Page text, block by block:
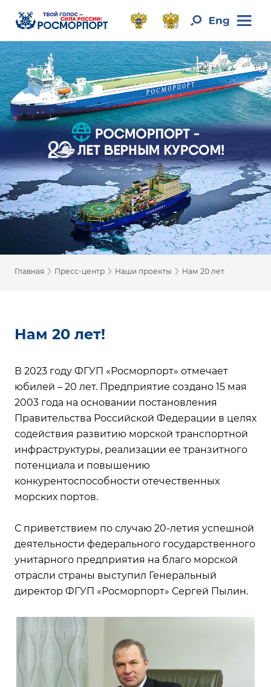
Главная › Пресс-центр › Наши проекты › Нам 20 лет
Нам 20 лет!
В 2023 году ФГУП «Росморпорт» отмечает
юбилей – 20 лет. Предприятие создано 15 мая
2003 года на основании постановления
Правительства Российской Федерации в целях
содействия развитию морской транспортной
инфраструктуры, реализации ее транзитного
потенциала и повышению
конкурентоспособности отечественных
морских портов.
С приветствием по случаю 20-летия успешной
деятельности федерального государственного
унитарного предприятия на благо морской
отрасли страны выступил Генеральный
директор ФГУП «Росморпорт» Сергей Пылин.